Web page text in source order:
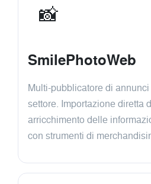
📸
SmilePhotoWeb
Multi-pubblicatore di
settore. Importazione diretta
arricchimento delle
con strumenti di